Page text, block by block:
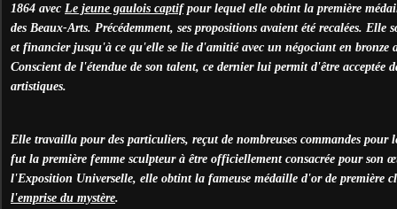
1864 avec Le jeune gaulois captifpour lequel elle obtint la première
des Beaux-Arts. Précédemment, ses propositions avaient été recalées.
et financier jusqu'à ce qu'elle se lie d'amitié avec un négociant en bronze
Conscient de l'étendue de son talent, ce dernier lui permit d'être acceptée
artistiques.
Elle travailla pour des particuliers, reçut de nombreuses commandes pour
fut la première femme sculpteur à être officiellement consacrée pour son
l'Exposition Universelle, elle obtint la fameuse médaille d'or de première
l'emprise du mystère.